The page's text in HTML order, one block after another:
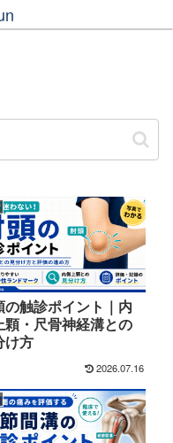
の触診ポイント｜内
顆・尺骨神経溝との
け方
2026.07.16